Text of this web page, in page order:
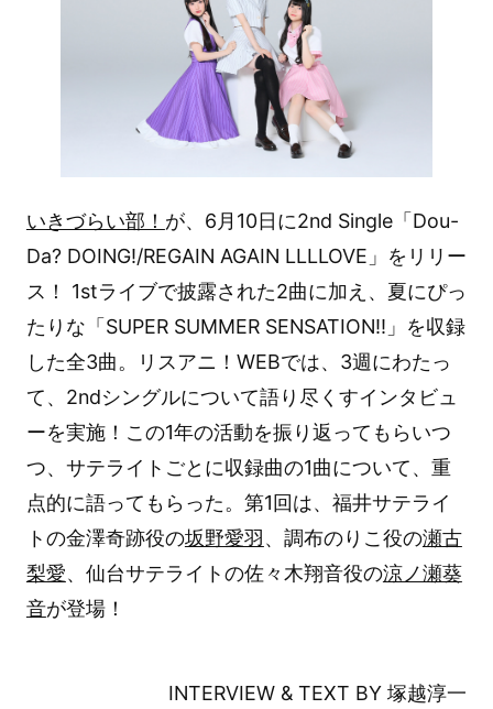
いきづらい部！ が、6月10日に2nd Single「Dou-
Da? DOING!/REGAIN AGAIN LLLLOVE」をリリー
ス！ 1stライブで披露された2曲に加え、夏にぴっ
たりな「SUPER SUMMER SENSATION!!」を収録
した全3曲。リスアニ！WEBでは、3週にわたっ
て、2ndシングルについて語り尽くすインタビュ
ーを実施！この1年の活動を振り返ってもらいつ
つ、サテライトごとに収録曲の1曲について、重
点的に語ってもらった。第1回は、福井サテライ
トの金澤奇跡役の坂野愛羽、調布のりこ役の瀬古
梨愛、仙台サテライトの佐々木翔音役の涼ノ瀬葵
音が登場！
INTERVIEW & TEXT BY 塚越淳一